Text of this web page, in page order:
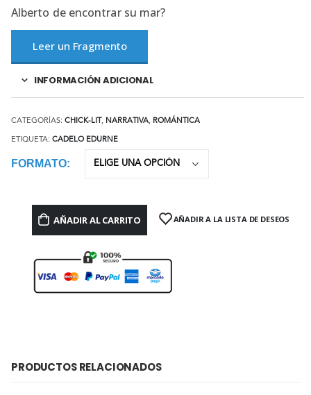
Alberto de encontrar su mar?
Leer un Fragmento
INFORMACIÓN ADICIONAL
CATEGORÍAS: CHICK-LIT , NARRATIVA, ROMÁNTICA
ETIQUETA: CADELO EDURNE
FORMATO
AÑADIR AL CARRITO AÑADIR A LA LISTA DE DESEOS
PRODUCTOS RELACIONADOS